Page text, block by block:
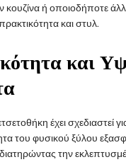
κουζίνα ή οποιοδήποτε
και στυλ.
και
έχει σχεδιαστεί
του φυσικού ξύλου
την